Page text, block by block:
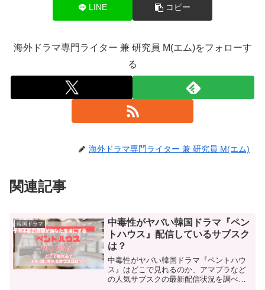
LINE コピー
海外ドラマ専門ライター 兼 研究員 M(エム)をフォローす
る
海外ドラマ専門ライター 兼 研究員 M(エム)
関連記事
韓国ドラマ
中毒性がヤバい韓国ドラマ『ペン
トハウス』配信しているサブスク
は？
中毒性がヤバい韓国ドラマ『ペントハウ
ス』はどこで見れるのか、アマプラなど
の人気サブスクの最新配信状況を調べま